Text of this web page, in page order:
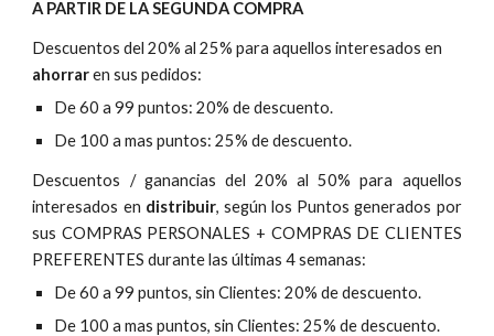
A PARTIR DE LA SEGUNDA COMPRA
Descuentos del 20% al 25% para aquellos interesados en
ahorraren sus pedidos:
De 60 a 99 puntos: 20% de descuento.
De 100 a mas puntos: 25% de descuento.
Descuentos / ganancias del 20% al 50% para aquellos
interesados en distribuir, según los Puntos generados por
sus COMPRAS PERSONALES + COMPRAS DE CLIENTES
PREFERENTES durante las últimas 4 semanas:
De 60 a 99 puntos, sin Clientes: 20% de descuento.
De 100 a mas puntos, sin Clientes: 25% de descuento.